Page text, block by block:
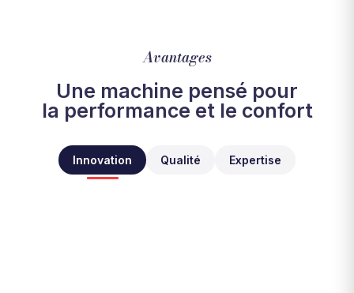
Avantages
Une machine pensé pour
la performance et le confort
Innovation Qualité Expertise